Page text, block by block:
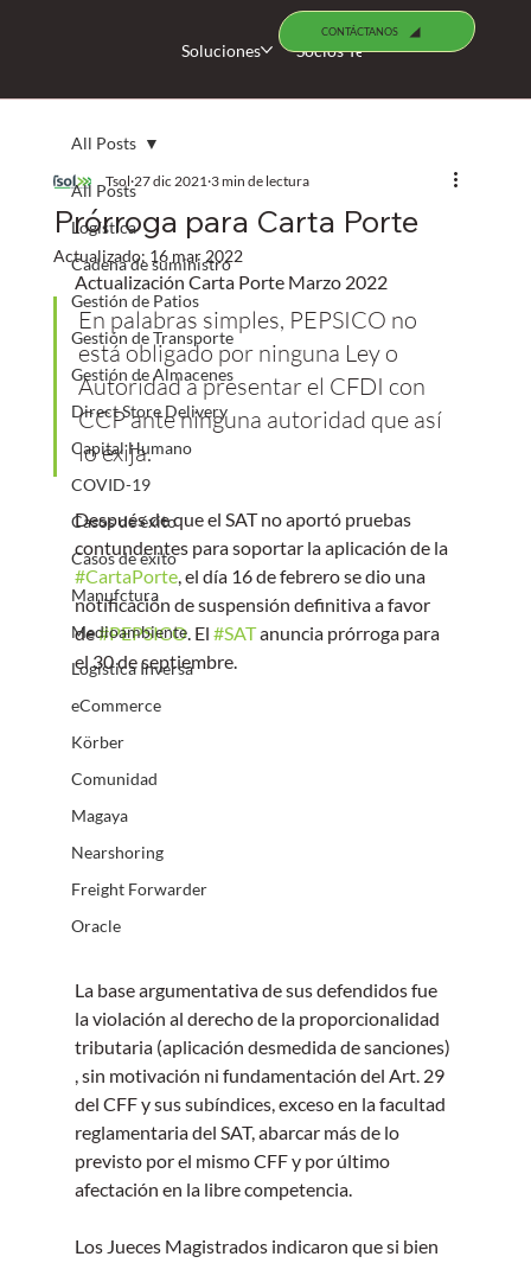
Soluciones Socios Tecnológicos
CONTÁCTANOS
All Posts
Logística
Cadena de suministro
Gestión de Patios
Gestión de Transporte
Gestión de Almacenes
Direct Store Delivery
Capital Humano
COVID-19
Casos de éxito
Casos de éxito
Manufctura
Medioambiente
Logística Inversa
eCommerce
Körber
Comunidad
Magaya
Nearshoring
Freight Forwarder
Oracle
All Posts
Prórroga para Carta Porte
Tsol 27 dic 2021 3 min de lectura
Actualizado: 16 mar 2022
Actualización Carta Porte Marzo 2022
En palabras simples, PEPSICO no
está obligado por ninguna Ley o
Autoridad a presentar el CFDI con
CCP ante ninguna autoridad que así
lo exija.
Después de que el SAT no aportó pruebas
contundentes para soportar la aplicación de la
#CartaPorte, el día 16 de febrero se dio una
notificación de suspensión definitiva a favor
de #PEPSICO. El #SAT anuncia prórroga para
el 30 de septiembre.
La base argumentativa de sus defendidos fue
la violación al derecho de la proporcionalidad
tributaria (aplicación desmedida de sanciones)
, sin motivación ni fundamentación del Art. 29
del CFF y sus subíndices, exceso en la facultad
reglamentaria del SAT, abarcar más de lo
previsto por el mismo CFF y por último
afectación en la libre competencia.
Los Jueces Magistrados indicaron que si bien